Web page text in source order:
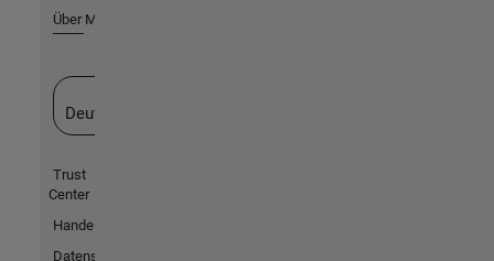
Über MathWorks
Deutschland
Trust
Center
Handelsmarken
Datenschutz-